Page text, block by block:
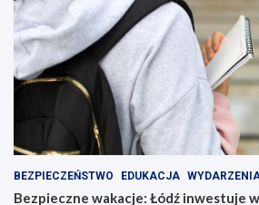
BEZPIECZEŃSTWO EDUKACJA
Bezpieczne wakacje: Łódź inwestuje